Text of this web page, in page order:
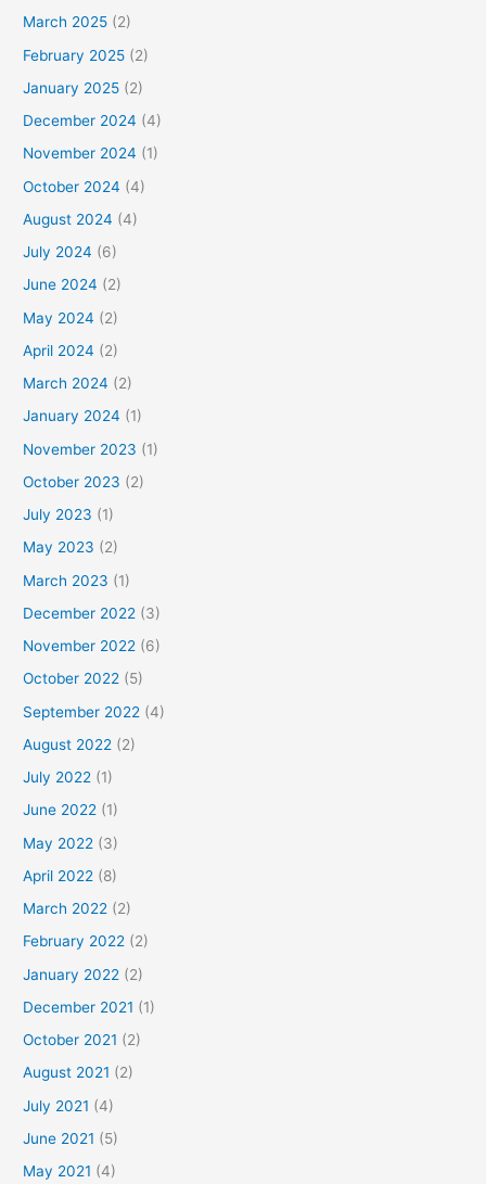
March 2025 (2)
February 2025 (2)
January 2025 (2)
December 2024 (4)
November 2024 (1)
October 2024 (4)
August 2024 (4)
July 2024 (6)
June 2024 (2)
May 2024 (2)
April 2024 (2)
March 2024 (2)
January 2024 (1)
November 2023 (1)
October 2023 (2)
July 2023 (1)
May 2023 (2)
March 2023 (1)
December 2022 (3)
November 2022 (6)
October 2022 (5)
September 2022 (4)
August 2022 (2)
July 2022 (1)
June 2022 (1)
May 2022 (3)
April 2022 (8)
March 2022 (2)
February 2022 (2)
January 2022 (2)
December 2021 (1)
October 2021 (2)
August 2021 (2)
July 2021 (4)
June 2021 (5)
May 2021 (4)